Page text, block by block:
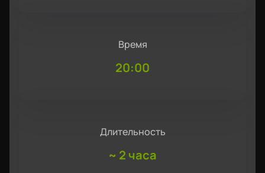
Время
20:00
Длительность
~ 2 часа